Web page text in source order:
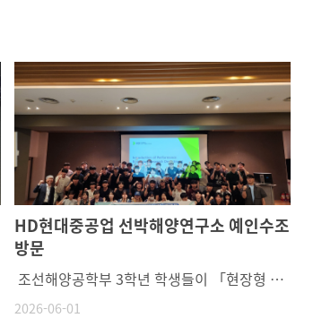
HD현대중공업 선박해양연구소 예인수조
방문
2026-06-01
조선해양공학부 3학년 학생들이 「현장형 EdgeCam 활용 수업」으로 HD현대중공업 선박해양연구소 예인수조를 방문, 모형시험 현장 견학과 질의응답으로 산학융합 현장 수업을 진행. (2026.05.29)